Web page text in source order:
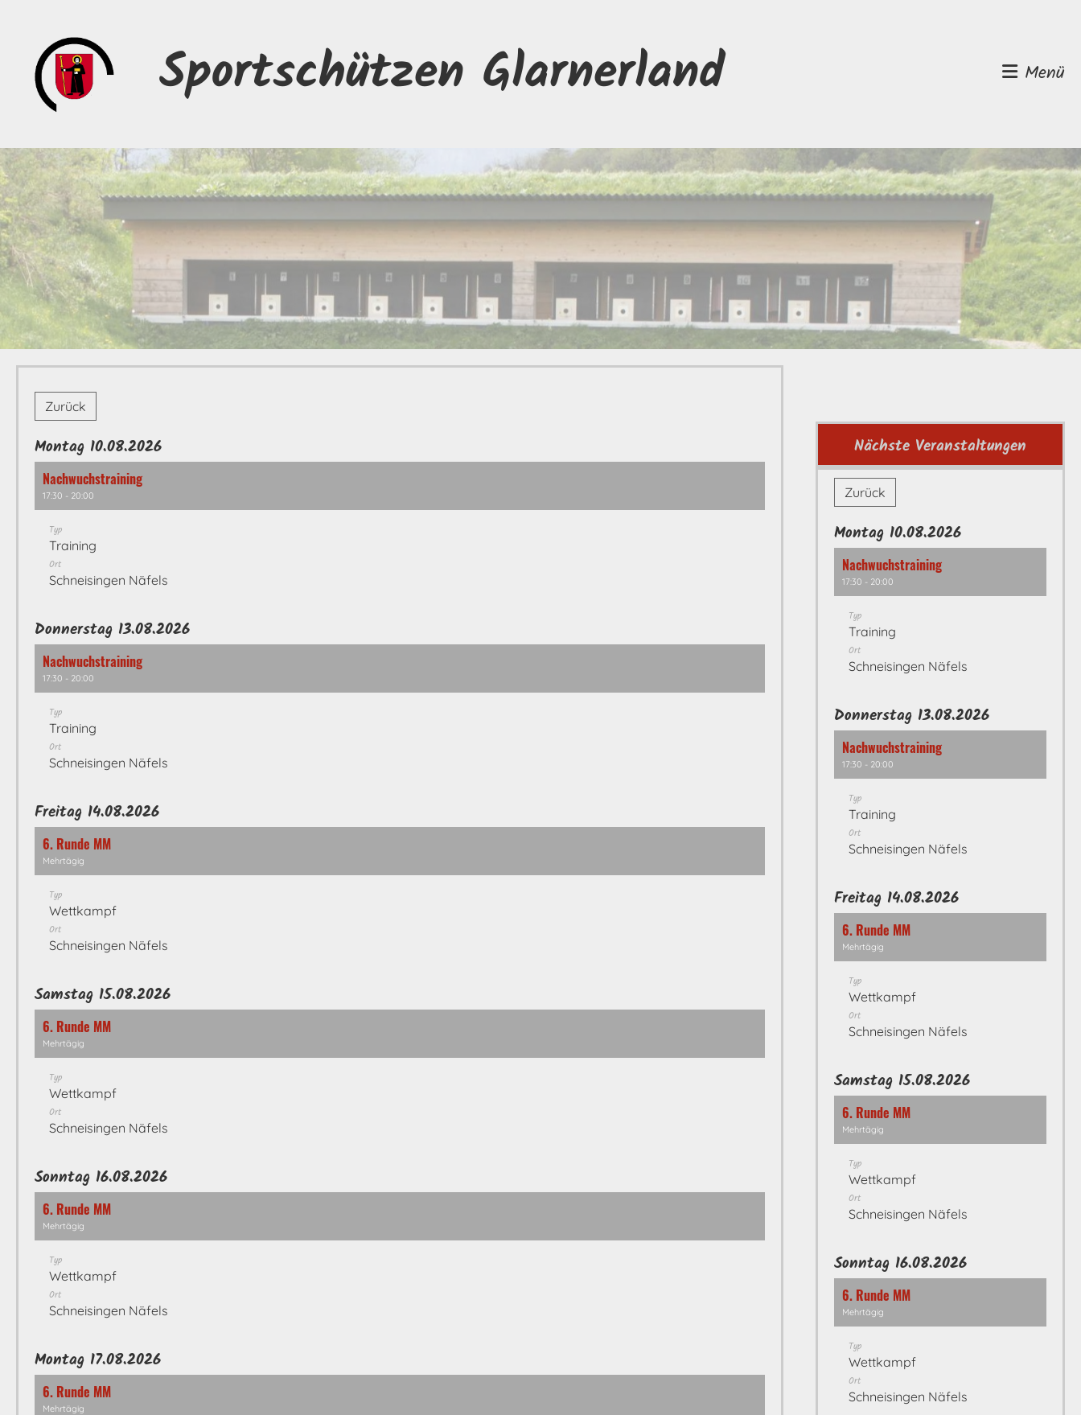
Sportschützen Glarnerland Menü
Zurück
Montag 10.08.2026
Nachwuchstraining
17:30 - 20:00
Typ
Training
Ort
Schneisingen Näfels
Donnerstag 13.08.2026
Nachwuchstraining
17:30 - 20:00
Typ
Training
Ort
Schneisingen Näfels
Freitag 14.08.2026
6. Runde MM
Mehrtägig
Typ
Wettkampf
Ort
Schneisingen Näfels
Samstag 15.08.2026
6. Runde MM
Mehrtägig
Typ
Wettkampf
Ort
Schneisingen Näfels
Sonntag 16.08.2026
6. Runde MM
Mehrtägig
Typ
Wettkampf
Ort
Schneisingen Näfels
Montag 17.08.2026
6. Runde MM
Mehrtägig
Nächste Veranstaltungen
Zurück
Montag 10.08.2026
Nachwuchstraining
17:30 - 20:00
Typ
Training
Ort
Schneisingen Näfels
Donnerstag 13.08.2026
Nachwuchstraining
17:30 - 20:00
Typ
Training
Ort
Schneisingen Näfels
Freitag 14.08.2026
6. Runde MM
Mehrtägig
Typ
Wettkampf
Ort
Schneisingen Näfels
Samstag 15.08.2026
6. Runde MM
Mehrtägig
Typ
Wettkampf
Ort
Schneisingen Näfels
Sonntag 16.08.2026
6. Runde MM
Mehrtägig
Typ
Wettkampf
Ort
Schneisingen Näfels